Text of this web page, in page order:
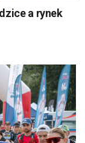
a rynek